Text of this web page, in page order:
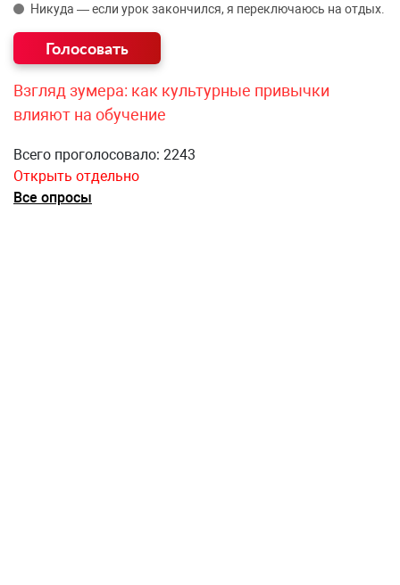
Никуда — если урок закончился, я переключаюсь на отдых.
Взгляд зумера: как культурные привычки
влияют на обучение
Всего проголосовало: 2243
Открыть отдельно
Все опросы